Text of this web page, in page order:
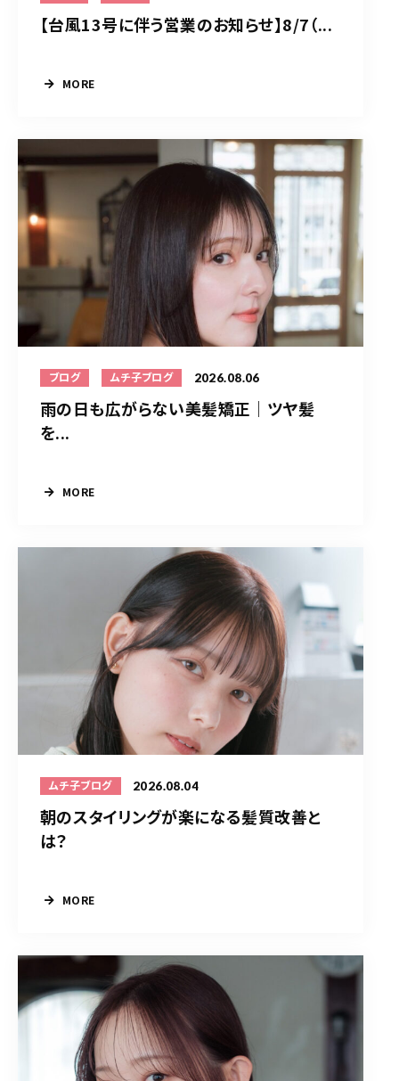
【台風13号に伴う営業のお知らせ】8/7（...
MORE
ブログ ムチ子ブログ 2026.08.06
雨の日も広がらない美髪矯正｜ツヤ髪
を...
MORE
ムチ子ブログ 2026.08.04
朝のスタイリングが楽になる髪質改善と
は？
MORE